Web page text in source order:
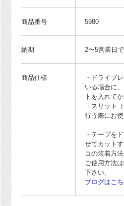
商品番号 5980
納期 2〜5営業日
商品仕様
・ドライブ
いる場合に
トを入れて
・スリット
行う際にお使
・テープを
せてカット
コの装着方
ご使用方法
下さい。
ブログはこち